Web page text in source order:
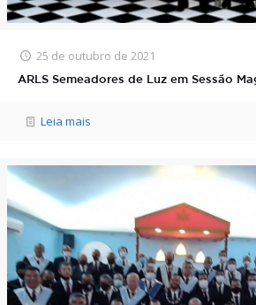
25 de outubro de 2021
ARLS Semeadores de Luz em Sessão
Leia mais